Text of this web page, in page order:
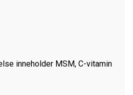
inneholder MSM, C-vitamin